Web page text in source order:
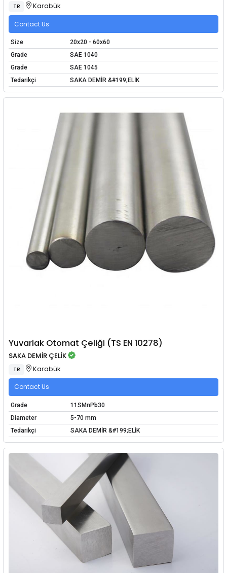
TR Karabük
Contact Us
Size
20x20 - 60x60
Grade
SAE 1040
Grade
SAE 1045
Tedarikçi
SAKA DEMİR &#199;ELİK
Yuvarlak Otomat Çeliği (TS EN 10278)
SAKA DEMİR ÇELİK
TR Karabük
Contact Us
Grade
11SMnPb30
Diameter
5-70 mm
Tedarikçi
SAKA DEMİR &#199;ELİK